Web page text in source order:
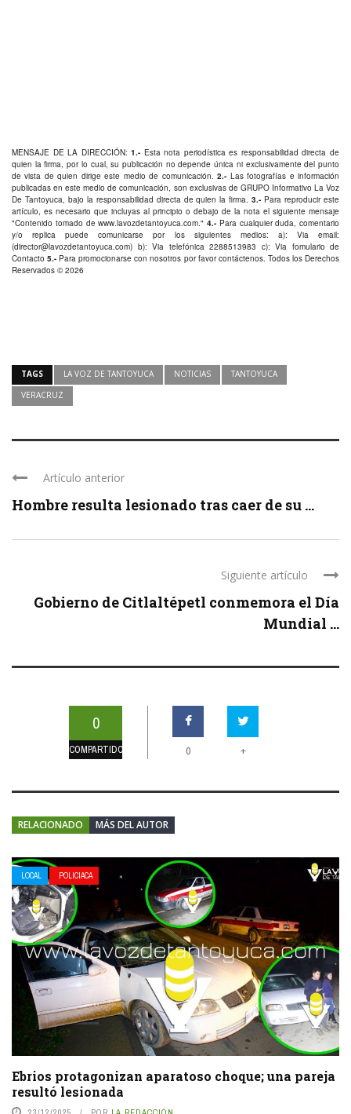
MENSAJE DE LA DIRECCIÓN:1.- Esta nota periodística es responsabilidad directa de
quien la firma, por lo cual, su publicación no depende única ni exclusivamente del punto
de vista de quien dirige este medio de comunicación.2.- Las fotografías e información
publicadas en este medio de comunicación, son exclusivas de GRUPO Informativo La Voz
De Tantoyuca, bajo la responsabilidad directa de quien la firma.3.- Para reproducir este
artículo, es necesario que incluyas al principio o debajo de la nota el siguiente mensaje
"Contenido tomado dewww.lavozdetantoyuca.com ." 4.- Para cualquier duda, comentario
y/o replica puede comunicarse por los siguientes medios: a): Via email:
(director@lavozdetantoyuca.com) b): Via telefónica 2288513983 c): Via fomulario de
Contacto 5.- Para promocionarse con nosotros por favorcontáctenos. Todos los Derechos
Reservados © 2026
TAGS LA VOZ DE TANTOYUCA NOTICIAS
TANTOYUCA
VERACRUZ
Artículo anterior
Hombre resulta lesionado tras caer de su ...
Siguiente artículo
Gobierno de Citlaltépetl conmemora el Día
Mundial ...
0
COMPARTIDOS 0 +
RELACIONADO MÁS DEL AUTOR
LOCAL POLICIACA
Ebrios protagonizan aparatoso choque; una pareja
resultó lesionada